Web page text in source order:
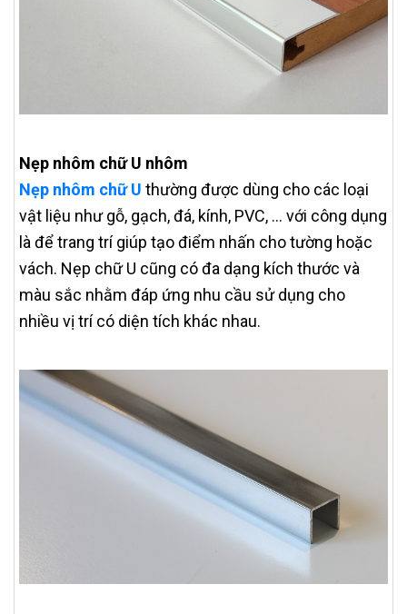
Nẹp nhôm chữ U nhôm
Nẹp nhôm chữ U thường được dùng cho các loại
vật liệu như gỗ, gạch, đá, kính, PVC, … với công dụng
là để trang trí giúp tạo điểm nhấn cho tường hoặc
vách. Nẹp chữ U cũng có đa dạng kích thước và
màu sắc nhằm đáp ứng nhu cầu sử dụng cho
nhiều vị trí có diện tích khác nhau.